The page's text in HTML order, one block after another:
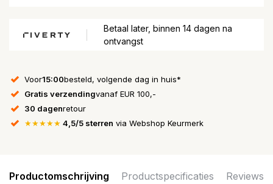
Betaal later, binnen 14 dagen na
ontvangst
Voor15:00besteld, volgende dag in huis*
Gratis verzendingvanaf EUR 100,-
30 dagenretour
★★★★★ 4,5/5 sterren via Webshop Keurmerk
Productomschrijving Productspecificaties Reviews